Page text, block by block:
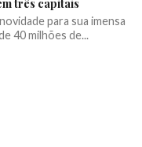
três capitais
para sua imensa
40 milhões de...